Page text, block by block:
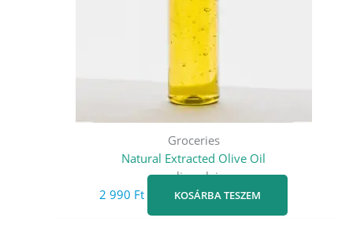
Groceries
Natural Extracted Olive Oil
oliva olaj
2 990 Ft KOSÁRBA TESZEM